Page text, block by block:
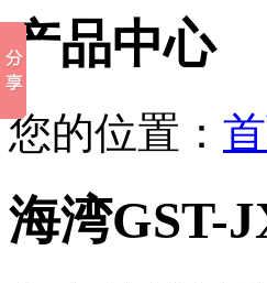
产品中心
您的位置：
海湾GST-